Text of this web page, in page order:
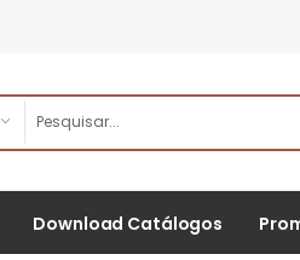
Download Catálogos